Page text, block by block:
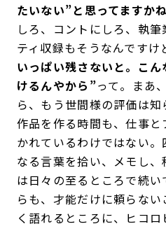
たいない”と思ってますか
しろ、コントにしろ、執
ティ収録もそうなんですけ
いっぱい残さないと。こ
けるんやから”って。まあ
ら、もう世間様の評価は知
作品を作る時間も、仕事
かれているわけではない
なる言葉を拾い、メモし
は日々の至るところで続
らも、才能だけに頼らな
く語れるところに、ヒコロ